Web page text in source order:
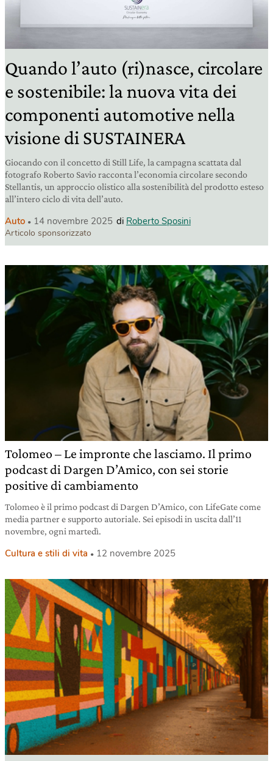
Quando l’auto (ri)nasce, circolare
e sostenibile: la nuova vita dei
componenti automotive nella
visione di SUSTAINERA
Giocando con il concetto di Still Life, la campagna scattata dal
fotografo Roberto Savio racconta l’economia circolare secondo
Stellantis, un approccio olistico alla sostenibilità del prodotto esteso
all’intero ciclo di vita dell’auto.
Auto 14 novembre 2025 di Roberto Sposini
Articolo sponsorizzato
Tolomeo – Le impronte che lasciamo. Il primo
podcast di Dargen D’Amico, con sei storie
positive di cambiamento
Tolomeo è il primo podcast di Dargen D’Amico, con LifeGate come
media partner e supporto autoriale. Sei episodi in uscita dall’11
novembre, ogni martedì.
Cultura e stili di vita 12 novembre 2025